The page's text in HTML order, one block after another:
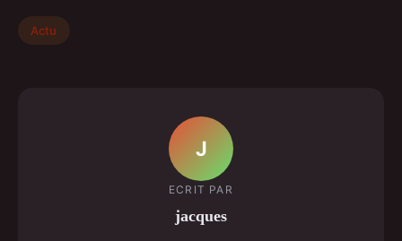
Actu
J
ECRIT PAR
jacques